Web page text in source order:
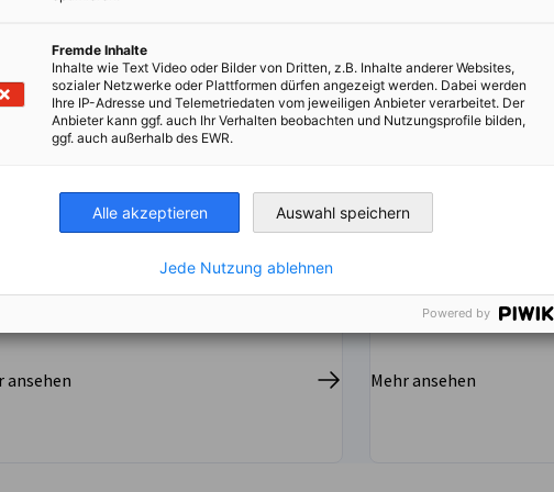
und Delegationsreisen
ansehen
Organisation von
In regelmäßigen
wir sektorielle
Themen.
Mehr ansehen
Fremde Inhalte
Inhalte wie Text Video oder Bilder von Dritten, z.B. Inhalte anderer Websites,
sozialer Netzwerke oder Plattformen dürfen angezeigt werden. Dabei werden
Ihre IP-Adresse und Telemetriedaten vom jeweiligen Anbieter verarbeitet. Der
Anbieter kann ggf. auch Ihr Verhalten beobachten und Nutzungsprofile bilden,
ggf. auch außerhalb des EWR.
Alle akzeptieren Auswahl speichern
Jede Nutzung ablehnen
Powered by